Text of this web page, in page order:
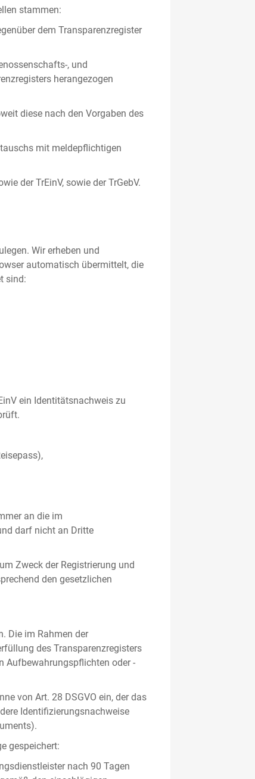
stammen:
dem Transparenzregister
, und
herangezogen
diese nach den Vorgaben des
mit meldepflichtigen
der TrEinV, sowie der TrGebV.
Wir erheben und
automatisch übermittelt, die
sind:
ein Identitätsnachweis zu
an die im
darf nicht an Dritte
Zweck der Registrierung und
den gesetzlichen
Die im Rahmen der
des Transparenzregisters
Aufbewahrungspflichten oder -
von Art. 28 DSGVO ein, der das
Identifizierungsnachweise
gespeichert:
nach 90 Tagen